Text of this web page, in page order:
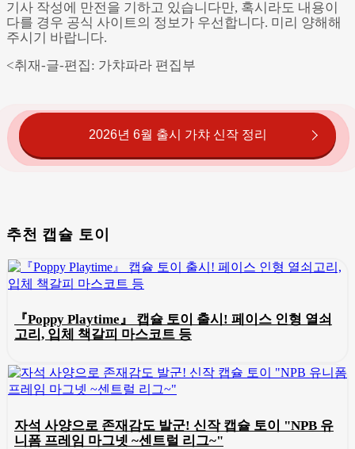
기사 작성에 만전을 기하고 있습니다만, 혹시라도 내용이
다를 경우 공식 사이트의 정보가 우선합니다. 미리 양해해
주시기 바랍니다.
<취재-글-편집: 가챠파라 편집부
2026년 6월 출시 가챠 신작 정리
추천 캡슐 토이
『Poppy Playtime』 캡슐 토이 출시! 페이스 인형 열쇠
고리, 입체 책갈피 마스코트 등
자석 사양으로 존재감도 발군! 신작 캡슐 토이 "NPB 유
니폼 프레임 마그넷 ~센트럴 리그~"